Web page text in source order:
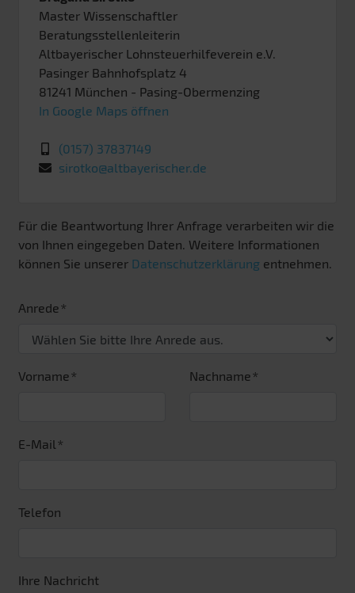
Master Wissenschaftler
Beratungsstellenleiterin
Altbayerischer Lohnsteuerhilfeverein e.V.
Pasinger Bahnhofsplatz 4
81241 München - Pasing-Obermenzing
In Google Maps öffnen
(0157) 37837149
sirotko@altbayerischer.de
Für die Beantwortung Ihrer Anfrage verarbeiten wir die
von Ihnen eingegeben Daten. Weitere Informationen
können Sie unserer Datenschutzerklärung entnehmen.
Anrede
Vorname Nachname
E-Mail
Telefon
Ihre Nachricht